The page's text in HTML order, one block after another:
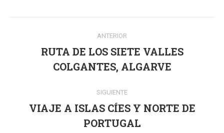
Navegación
entre
publicaciones
ANTERIOR
Publicación
anterior:
RUTA DE LOS SIETE VALLES
COLGANTES, ALGARVE
SIGUIENTE
Publicación
siguiente:
VIAJE A ISLAS CÍES Y NORTE DE
PORTUGAL